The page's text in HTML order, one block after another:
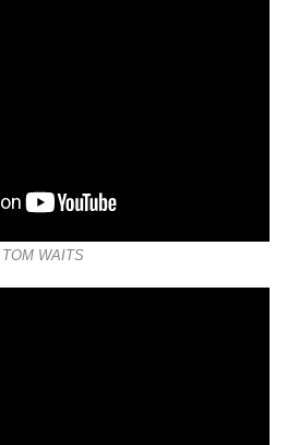
TOM WAITS